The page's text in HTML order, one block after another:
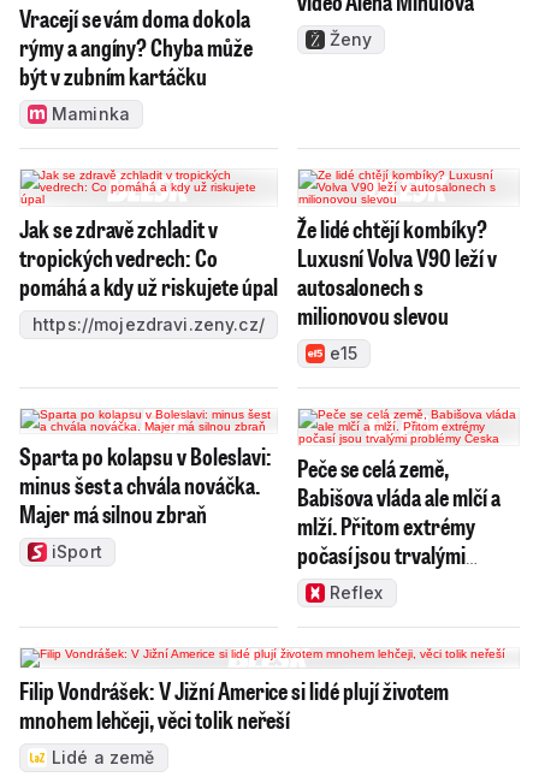
Vracejí se vám doma dokola
rýmy a angíny? Chyba může
být v zubním kartáčku
Maminka
Ženy
Jak se zdravě zchladit v
tropických vedrech: Co
pomáhá a kdy už riskujete úpal
https://mojezdravi.zeny.cz/
Že lidé chtějí kombíky?
Luxusní Volva V90 leží v
autosalonech s
milionovou slevou
e15
Sparta po kolapsu v Boleslavi:
minus šest a chvála nováčka.
Majer má silnou zbraň
iSport
Peče se celá země,
Babišova vláda ale mlčí a
mlží. Přitom extrémy
počasí jsou trvalými
problémy Česka
Reflex
Filip Vondrášek: V Jižní Americe si lidé plují životem
mnohem lehčeji, věci tolik neřeší
Lidé a země